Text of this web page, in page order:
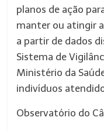
planos de ação
manter ou atingir
a partir de dados
Sistema de
Ministério da
indivíduos
Observatório do